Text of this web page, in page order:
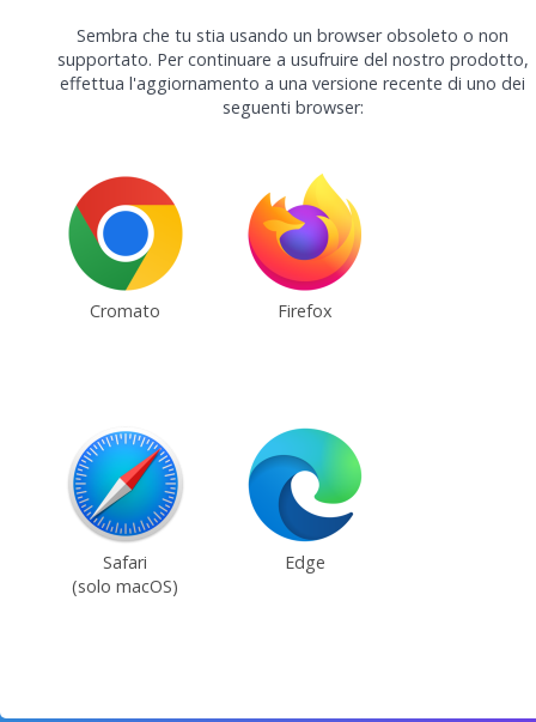
Sembra che tu stia usando un browser obsoleto o non
supportato. Per continuare a usufruire del nostro prodotto,
effettua l'aggiornamento a una versione recente di uno dei
seguenti browser:
Cromato Firefox
Safari
(solo macOS)
Edge